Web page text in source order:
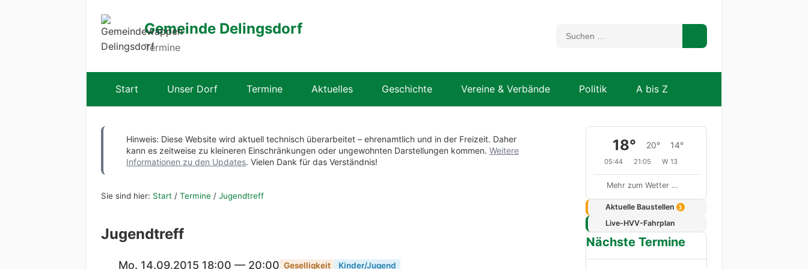
Gemeinde Delingsdorf
Termine
Start Unser Dorf Termine Aktuelles Geschichte Vereine & Verbände Politik A bis Z
Hinweis: Diese Website wird aktuell technisch überarbeitet – ehrenamtlich und in der Freizeit. Daher
kann es zeitweise zu kleineren Einschränkungen oder ungewohnten Darstellungen kommen. Weitere
Informationen zu den Updates. Vielen Dank für das Verständnis!
Sie sind hier: Start / Termine / Jugendtreff
Jugendtreff
Mo. 14.09.2015 18:00 — 20:00 Geselligkeit Kinder/Jugend
18° 20° 14°
05:44 21:05 W 13
Mehr zum Wetter …
Aktuelle Baustellen 3
Live-HVV-Fahrplan
Nächste Termine